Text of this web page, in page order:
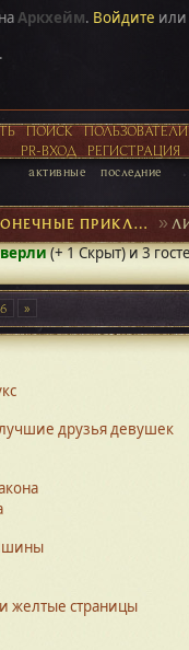
Аркхейм. Войдите или
.
ПОИСК ПОЛЬЗОВАТЕЛИ
PR-ВХОД
РЕГИСТРАЦИЯ
активные последние
БЕСКОНЕЧНЫЕ ПРИКЛЮЧЕНИЯ ►
(+ 1 Скрыт) и 3
6
друзья девушек
желтые страницы